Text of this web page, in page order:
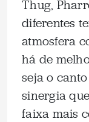
Thug,
diferentes
atmosfera
há de
seja o
sinergia
faixa mais